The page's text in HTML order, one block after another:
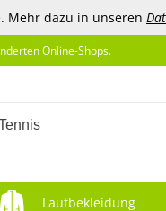
Mehr dazu in unseren
Online-Shops.
Laufbekleidung